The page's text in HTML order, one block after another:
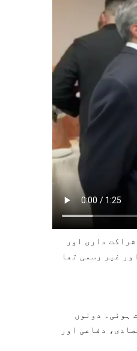
داری اور
غیر رسمی تھا
ہوئی۔ دونوں
دفاعی اور